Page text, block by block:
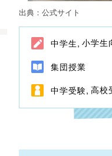
出典：公式サイト
中学生 小学生
集団授業
中学受験 高校